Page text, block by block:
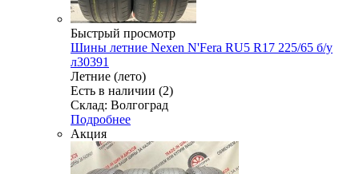
Быстрый просмотр
Шины летние Nexen N'Fera RU5 R17 225/65 б/у
л30391
Летние (лето)
Есть в наличии (2)
Склад: Волгоград
Подробнее
Акция